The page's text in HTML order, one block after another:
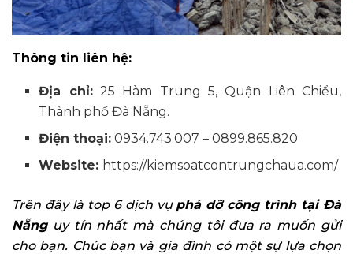
Thông tin liên hệ:
Địa chỉ:25 Hàm Trung 5, Quận Liên Chiểu,
Thành phố Đà Nẵng.
Điện thoại: 0934.743.007 – 0899.865.820
Website: https://kiemsoatcontrungchaua.com/
Trên đây là top 6 dịch vụ phá dỡ công trình tại Đà
Nẵnguy tín nhất mà chúng tôi đưa ra muốn gửi
cho bạn. Chúc bạn và gia đình có một sự lựa chọn